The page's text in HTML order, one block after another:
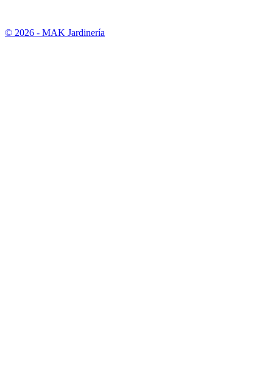
© 2026 - MAK Jardinería